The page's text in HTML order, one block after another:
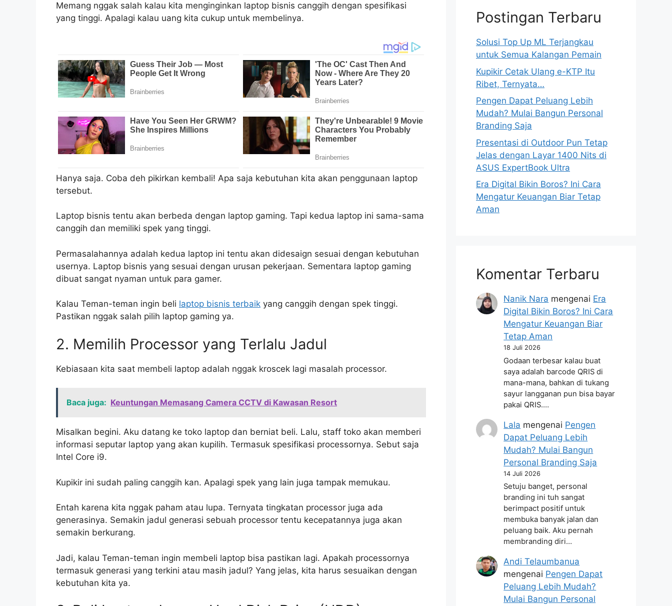
Memang nggak salah kalau kita menginginkan laptop bisnis canggih dengan spesifikasi
yang tinggi. Apalagi kalau uang kita cukup untuk membelinya.
Hanya saja. Coba deh pikirkan kembali! Apa saja kebutuhan kita akan penggunaan laptop
tersebut.
Laptop bisnis tentu akan berbeda dengan laptop gaming. Tapi kedua laptop ini sama-sama
canggih dan memiliki spek yang tinggi.
Permasalahannya adalah kedua laptop ini tentu akan didesaign sesuai dengan kebutuhan
usernya. Laptop bisnis yang sesuai dengan urusan pekerjaan. Sementara laptop gaming
dibuat sangat nyaman untuk para gamer.
Kalau Teman-teman ingin beli laptop bisnis terbaik yang canggih dengan spek tinggi.
Pastikan nggak salah pilih laptop gaming ya.
2. Memilih Processor yang Terlalu Jadul
Kebiasaan kita saat membeli laptop adalah nggak kroscek lagi masalah processor.
Baca juga: Keuntungan Memasang Camera CCTV di Kawasan Resort
Misalkan begini. Aku datang ke toko laptop dan berniat beli. Lalu, staff toko akan memberi
informasi seputar laptop yang akan kupilih. Termasuk spesifikasi processornya. Sebut saja
Intel Core i9.
Kupikir ini sudah paling canggih kan. Apalagi spek yang lain juga tampak memukau.
Entah karena kita nggak paham atau lupa. Ternyata tingkatan processor juga ada
generasinya. Semakin jadul generasi sebuah processor tentu kecepatannya juga akan
semakin berkurang.
Jadi, kalau Teman-teman ingin membeli laptop bisa pastikan lagi. Apakah processornya
termasuk generasi yang terkini atau masih jadul? Yang jelas, kita harus sesuaikan dengan
kebutuhan kita ya.
Postingan Terbaru
Solusi Top Up ML Terjangkau
untuk Semua Kalangan Pemain
Kupikir Cetak Ulang e-KTP Itu
Ribet, Ternyata…
Pengen Dapat Peluang Lebih
Mudah? Mulai Bangun Personal
Branding Saja
Presentasi di Outdoor Pun Tetap
Jelas dengan Layar 1400 Nits di
ASUS ExpertBook Ultra
Era Digital Bikin Boros? Ini Cara
Mengatur Keuangan Biar Tetap
Aman
Komentar Terbaru
Nanik Nara mengenai Era
Digital Bikin Boros? Ini Cara
Mengatur Keuangan Biar
Tetap Aman
18 Juli 2026
Godaan terbesar kalau buat
saya adalah barcode QRIS di
mana-mana, bahkan di tukang
sayur langganan pun bisa bayar
pakai QRIS.…
Lala mengenai Pengen
Dapat Peluang Lebih
Mudah? Mulai Bangun
Personal Branding Saja
14 Juli 2026
Setuju banget, personal
branding ini tuh sangat
berimpact positif untuk
membuka banyak jalan dan
peluang baik. Aku pernah
membranding diri…
Andi Telaumbanua
mengenai Pengen Dapat
Peluang Lebih Mudah?
Mulai Bangun Personal